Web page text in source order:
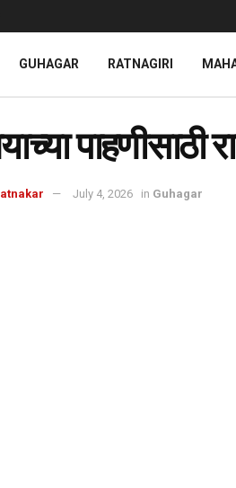
GUHAGAR RATNAGIRI
July 4, 2026 in Guhagar